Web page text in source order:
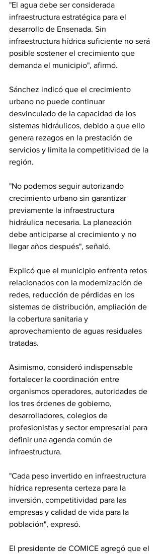
"El agua debe ser considerada
infraestructura estratégica para el
desarrollo de Ensenada. Sin
infraestructura hídrica suficiente no será
posible sostener el crecimiento que
demanda el municipio", afirmó.
Sánchez indicó que el crecimiento
urbano no puede continuar
desvinculado de la capacidad de los
sistemas hidráulicos, debido a que ello
genera rezagos en la prestación de
servicios y limita la competitividad de la
región.
"No podemos seguir autorizando
crecimiento urbano sin garantizar
previamente la infraestructura
hidráulica necesaria. La planeación
debe anticiparse al crecimiento y no
llegar años después", señaló.
Explicó que el municipio enfrenta retos
relacionados con la modernización de
redes, reducción de pérdidas en los
sistemas de distribución, ampliación de
la cobertura sanitaria y
aprovechamiento de aguas residuales
tratadas.
Asimismo, consideró indispensable
fortalecer la coordinación entre
organismos operadores, autoridades de
los tres órdenes de gobierno,
desarrolladores, colegios de
profesionistas y sector empresarial para
definir una agenda común de
infraestructura.
"Cada peso invertido en infraestructura
hídrica representa certeza para la
inversión, competitividad para las
empresas y calidad de vida para la
población", expresó.
El presidente de COMICE agregó que el